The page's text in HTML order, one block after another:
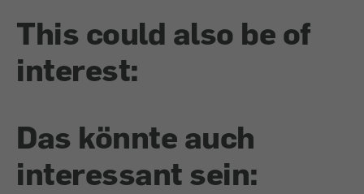
This could also be of
interest:
Das könnte auch
interessant sein: